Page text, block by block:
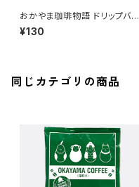
おかやま珈琲物語 ドリップバッ
グ珈琲【鬼の涙】
¥130
同じカテゴリの商品